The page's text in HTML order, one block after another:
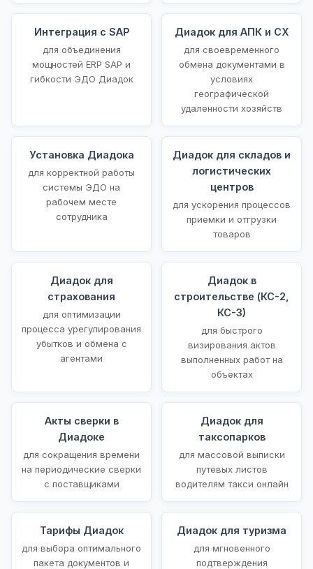
Интеграция с SAP
для объединения
мощностей ERP SAP и
гибкости ЭДО Диадок
Диадок для АПК и СХ
для своевременного
обмена документами в
условиях
географической
удаленности хозяйств
Установка Диадока
для корректной работы
системы ЭДО на
рабочем месте
сотрудника
Диадок для складов и
логистических
центров
для ускорения процессов
приемки и отгрузки
товаров
Диадок для
страхования
для оптимизации
процесса урегулирования
убытков и обмена с
агентами
Диадок в
строительстве (КС-2,
КС-3)
для быстрого
визирования актов
выполненных работ на
объектах
Акты сверки в
Диадоке
для сокращения времени
на периодические сверки
с поставщиками
Диадок для
таксопарков
для массовой выписки
путевых листов
водителям такси онлайн
Тарифы Диадок
для выбора оптимального
пакета документов и
Диадок для туризма
для мгновенного
подтверждения